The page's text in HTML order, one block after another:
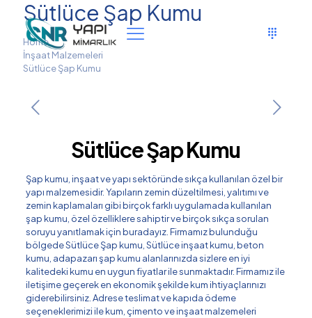
Sütlüce Şap Kumu
Home
İnşaat Malzemeleri
Sütlüce Şap Kumu
Sütlüce Şap Kumu
Şap kumu, inşaat ve yapı sektöründe sıkça kullanılan özel bir
yapı malzemesidir. Yapıların zemin düzeltilmesi, yalıtımı ve
zemin kaplamaları gibi birçok farklı uygulamada kullanılan
şap kumu, özel özelliklere sahiptir ve birçok sıkça sorulan
soruyu yanıtlamak için buradayız. Firmamız bulunduğu
bölgede Sütlüce Şap kumu, Sütlüce inşaat kumu, beton
kumu, adapazarı şap kumu alanlarınızda sizlere en iyi
kalitedeki kumu en uygun fiyatlar ile sunmaktadır. Firmamız ile
iletişime geçerek en ekonomik şekilde kum ihtiyaçlarınızı
giderebilirsiniz. Adrese teslimat ve kapıda ödeme
seçeneklerimizi ile kum, çimento ve inşaat malzemeleri